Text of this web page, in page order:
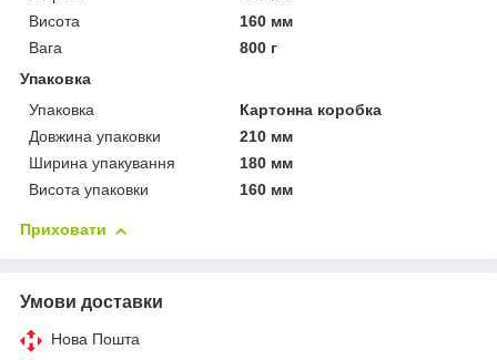
Висота
160 мм
Вага
800 г
Упаковка
Упаковка
Картонна коробка
Довжина упаковки
210 мм
Ширина упакування
180 мм
Висота упаковки
160 мм
Приховати
Умови доставки
Нова Пошта